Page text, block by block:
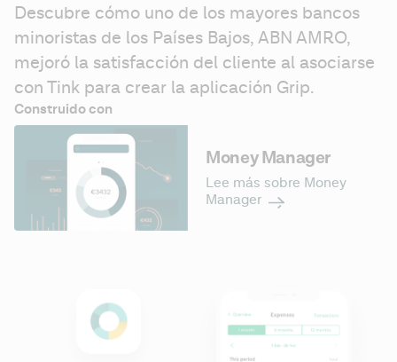
Descubre cómo uno de los mayores bancos
minoristas de los Países Bajos, ABN AMRO,
mejoró la satisfacción del cliente al asociarse
con Tink para crear la aplicación Grip.
Construido con
Money Manager
Lee más sobre Money
Manager